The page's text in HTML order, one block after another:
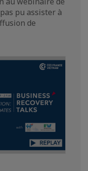
pu assister à
de